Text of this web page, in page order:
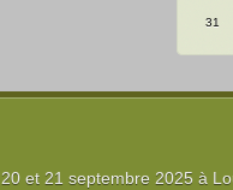
31
et 21 septembre 2025 à